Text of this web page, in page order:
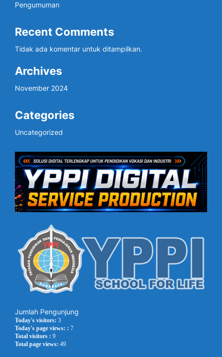
Pengumuman
Recent Comments
Tidak ada komentar untuk ditampilkan.
Archives
November 2024
Categories
Uncategorized
Jumlah Pengunjung
Today's visitors: 3
Today's page views: : 7
Total visitors : 9
Total page views: 49